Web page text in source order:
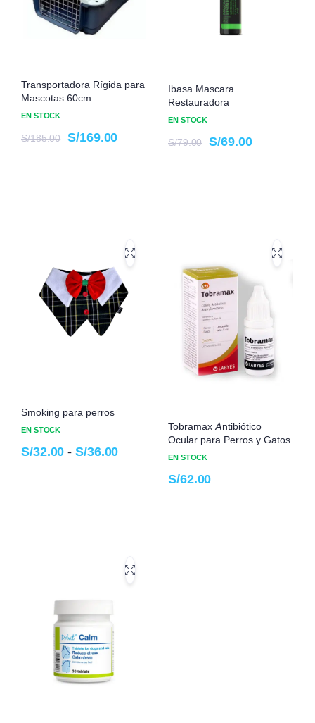
Transportadora Rígida para
Mascotas 60cm
EN STOCK
S/185.00 S/169.00
Ibasa Mascara
Restauradora
EN STOCK
S/79.00 S/69.00
Smoking para perros
EN STOCK
S/32.00 - S/36.00
Tobramax Antibiótico
Ocular para Perros y Gatos
EN STOCK
S/62.00